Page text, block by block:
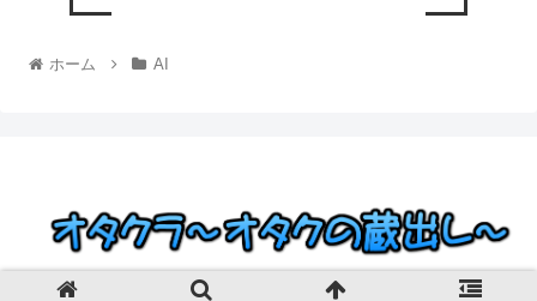
ホーム AI
© 2023 オタクラ～オタクの蔵出し～.